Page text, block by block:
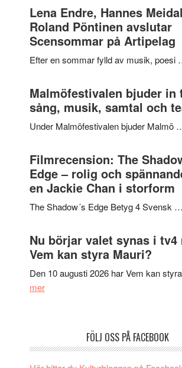
Trustorhärvan
–
fascinerande,
spännande
och
mycket
att
tänka
Lena Endre, Hannes
Roland Pöntinen avslutar
Scensommar på Artipelag
Efter en sommar fylld av musik, poesi
Malmöfestivalen bjuder in
sång, musik, samtal och
Under Malmöfestivalen bjuder Malmö
Filmrecension: The
Edge – rolig och
en Jackie Chan i storform
The Shadow´s Edge Betyg 4 Svensk …
Nu börjar valet synas i tv4
Vem kan styra Mauri?
Den 10 augusti 2026 har Vem kan
merom
FÖLJ OSS PÅ FACEBOOK